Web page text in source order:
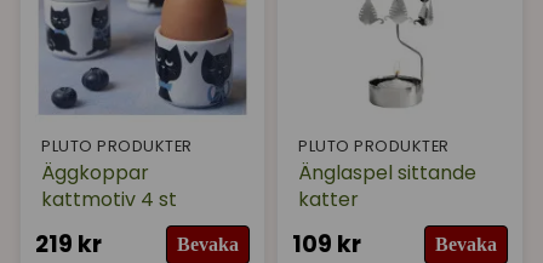
PLUTO PRODUKTER
Äggkoppar
kattmotiv 4 st
219 kr Bevaka
PLUTO PRODUKTER
Änglaspel sittande
katter
109 kr Bevaka